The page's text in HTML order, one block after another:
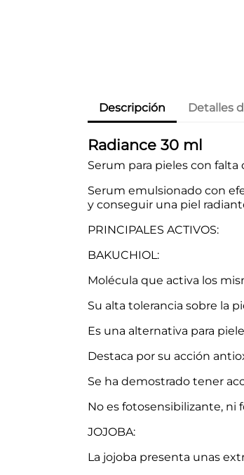
Descripción Detalles
Radiance 30 ml
Serum para pieles con
Serum emulsionado con
y conseguir una piel
PRINCIPALES ACTIVOS:
BAKUCHIOL:
Molécula que activa los
Su alta tolerancia sobre la
Es una alternativa para
Destaca por su acción
Se ha demostrado tener
No es fotosensibilizante, ni
JOJOBA:
La jojoba presenta unas